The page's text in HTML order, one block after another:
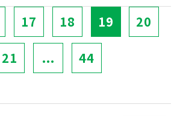
17 18 19 20
21 ... 44